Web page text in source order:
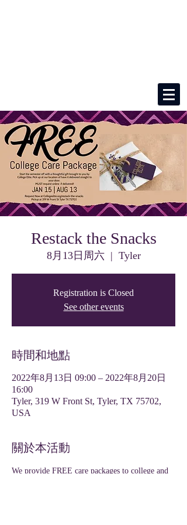
Restack the Snacks
8月13日周六
  |
Tyler
Registration is Closed
See other events
時間和地點
2022年8月13日 09:00 – 2022年8月20日
16:00
Tyler, 319 W Front St, Tyler, TX 75702,
USA
關於本活動
We provide FREE care packages to college and